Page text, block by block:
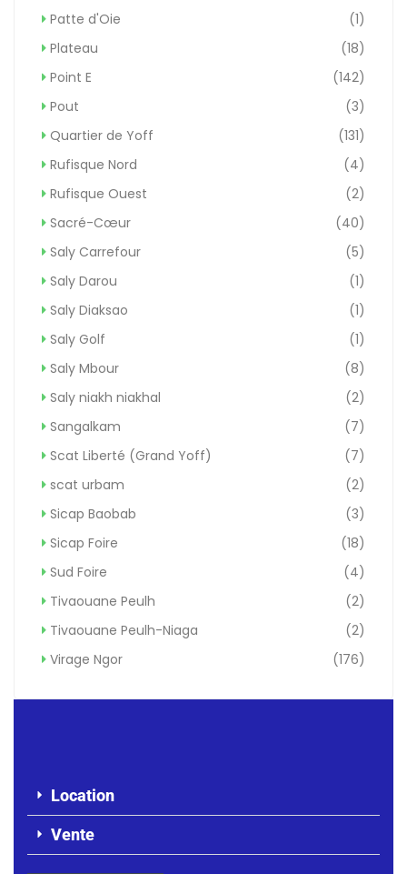
Patte d'Oie
(1)
Plateau
(18)
Point E
(142)
Pout
(3)
Quartier de Yoff
(131)
Rufisque Nord
(4)
Rufisque Ouest
(2)
Sacré-Cœur
(40)
Saly Carrefour
(5)
Saly Darou
(1)
Saly Diaksao
(1)
Saly Golf
(1)
Saly Mbour
(8)
Saly niakh niakhal
(2)
Sangalkam
(7)
Scat Liberté (Grand Yoff)
(7)
scat urbam
(2)
Sicap Baobab
(3)
Sicap Foire
(18)
Sud Foire
(4)
Tivaouane Peulh
(2)
Tivaouane Peulh-Niaga
(2)
Virage Ngor
(176)
Location
Vente